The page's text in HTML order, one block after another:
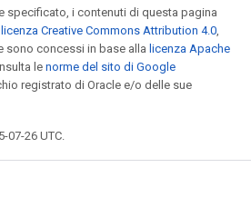
specificato, i contenuti di questa pagina
licenza Creative Commons Attribution 4.0,
sono concessi in base alla licenza Apache
le norme del sito di Google
registrato di Oracle e/o delle sue
07-26 UTC.